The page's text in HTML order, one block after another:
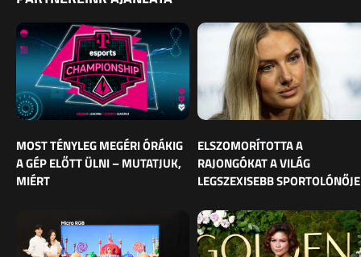
MOST TÉNYLEG MEGÉRI ÓRÁKIG
A GÉP ELŐTT ÜLNI – MUTATJUK,
MIÉRT
ELSZOMORÍTOTTA A
RAJONGÓKAT A VILÁG
LEGSZEXISEBB SPORTOLÓNŐJE